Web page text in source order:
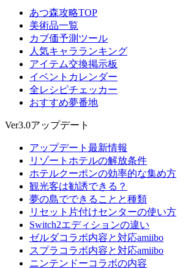
あつ森攻略TOP
美術品一覧
カブ価予測ツール
人気キャラランキング
アイテム交換掲示板
イベントカレンダー
全レシピチェッカー
おすすめ夢番地
Ver3.0アップデート
アップデート最新情報
リゾートホテルの解放条件
ホテルクーポンの効率的な集め方
観光客は勧誘できる？
夢の島でできることと種類
リセット片付けセンターの使い方
Switch2エディションの違い
ゼルダコラボ内容と対応amiibo
スプラコラボ内容と対応amiibo
ニンテンドーコラボの内容